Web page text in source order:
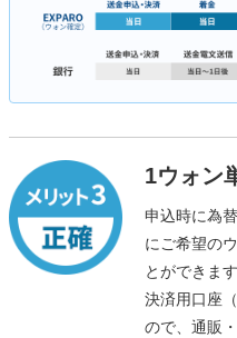
1ウォン
申込時に為
にご希望の
とができます
決済用口座
ので、通販